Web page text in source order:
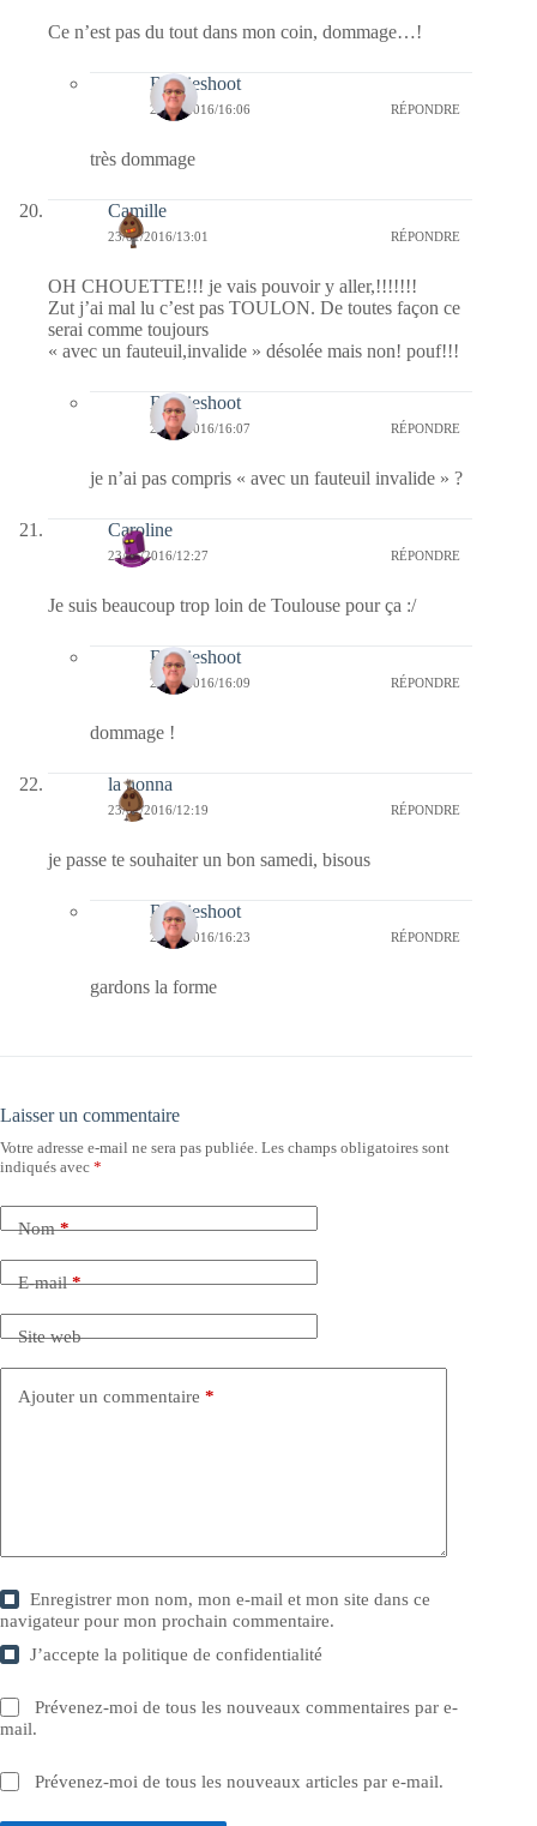
Ce n’est pas du tout dans mon coin, dommage…!
Bernieshoot
24/01/2016/16:06 RÉPONDRE
très dommage
Camille
23/01/2016/13:01 RÉPONDRE
OH CHOUETTE!!! je vais pouvoir y aller,!!!!!!!
Zut j’ai mal lu c’est pas TOULON. De toutes façon ce
serai comme toujours
« avec un fauteuil,invalide » désolée mais non! pouf!!!
Bernieshoot
24/01/2016/16:07 RÉPONDRE
je n’ai pas compris « avec un fauteuil invalide » ?
Caroline
23/01/2016/12:27 RÉPONDRE
Je suis beaucoup trop loin de Toulouse pour ça :/
Bernieshoot
24/01/2016/16:09 RÉPONDRE
dommage !
la nonna
23/01/2016/12:19 RÉPONDRE
je passe te souhaiter un bon samedi, bisous
Bernieshoot
24/01/2016/16:23 RÉPONDRE
gardons la forme
Laisser un commentaire
Votre adresse e-mail ne sera pas publiée. Les champs obligatoires sont
indiqués avec *
Nom*
E-mail*
Site web
Ajouter un commentaire *
Enregistrer mon nom, mon e-mail et mon site dans ce
navigateur pour mon prochain commentaire.
J’accepte lapolitique de confidentialité
Prévenez-moi de tous les nouveaux commentaires par e-
mail.
Prévenez-moi de tous les nouveaux articles par e-mail.